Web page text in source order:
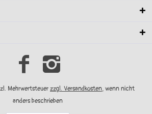
Mehrwertsteuer zzgl. Versandkosten, wenn nicht
anders beschrieben